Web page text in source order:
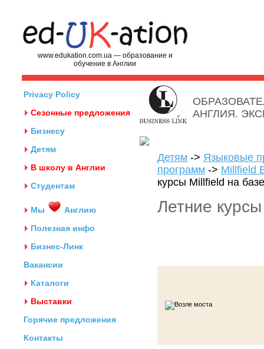
www.edukation.com.ua — образование и
обучение в Англии
Privacy Policy
Сезонные предложения
Бизнесу
Детям
В школу в Англии
Студентам
Мы
Англию
Полезная инфо
Бизнес-Линк
Вакансии
Каталоги
Выставки
Горячие предложения
Контакты
АНГЛИЯ.
Детям -> Языковые
программ -> Millfield
курсы Millfield на
Летние